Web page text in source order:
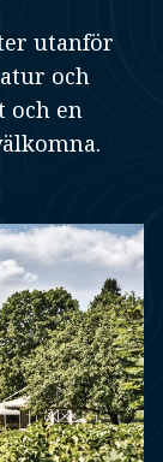
utanför
och
och en